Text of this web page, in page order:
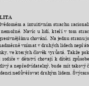
a intuitivním strachu
nemožné. Navíc u lidí, kteří v tom
chování. Na jednu stranu
vnímat v druhých lidech
ve kterých člověk vyrůstá. Takže
rodiče v dětství chovají k dítěti
a nepředvídatelný, bude mít takový
nedůvěřovat druhým lidem.